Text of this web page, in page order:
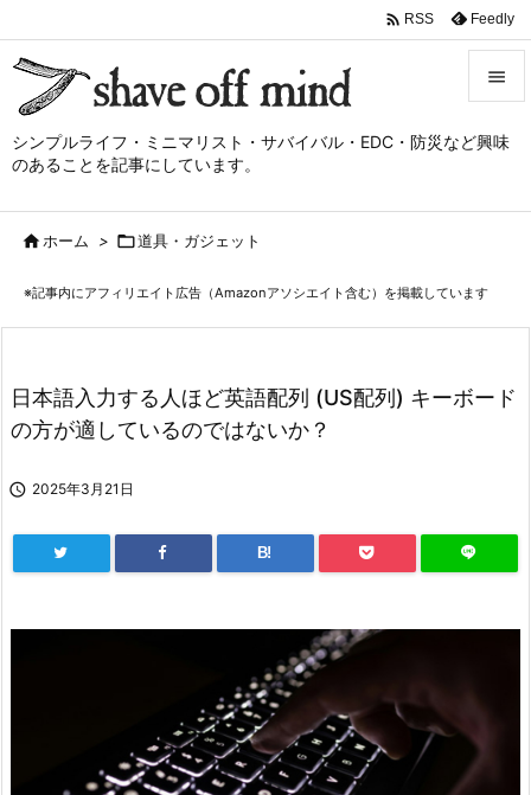
シンプルライフ・ミニマリスト・サバイバル・EDC・防災など興味
のあることを記事にしています。

メニュ
サイド
次へ
検索
 RSS Feedly
ホーム > 道具・ガジェット
※記事内にアフィリエイト広告（Amazonアソシエイト含む）を掲載しています
日本語入力する人ほど英語配列 (US配列) キーボード
の方が適しているのではないか？
 2025年3月21日
B!